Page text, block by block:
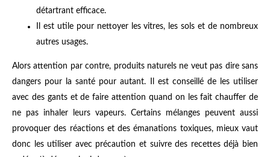
détartrant efficace.
Il est utile pour nettoyer les vitres, les sols et de nombreux
autres usages.
Alors attention par contre, produits naturels ne veut pas dire sans
dangers pour la santé pour autant. Il est conseillé de les utiliser
avec des gants et de faire attention quand on les fait chauffer de
ne pas inhaler leurs vapeurs. Certains mélanges peuvent aussi
provoquer des réactions et des émanations toxiques, mieux vaut
donc les utiliser avec précaution et suivre des recettes déjà bien